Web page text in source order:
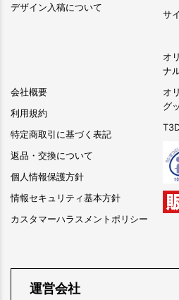
デザイン入稿について
会社概要
利用規約
特定商取引に基づく表記
返品・交換について
個人情報保護方針
情報セキュリティ基本方針
カスタマーハラスメントポリシー
サ
オ
ナ
オ
グ
運営会社